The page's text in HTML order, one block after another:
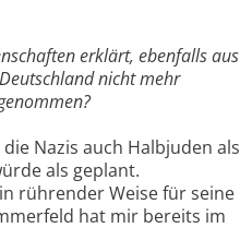
erklärt, ebenfalls aus
nicht mehr
Nazis auch Halbjuden als
als geplant.
rührender Weise für seine
hat mir bereits im